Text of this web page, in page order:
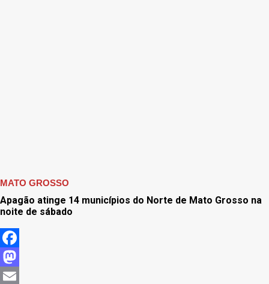
MATO GROSSO
Apagão atinge 14 municípios do Norte de Mato Grosso na
noite de sábado
Facebook
Mastodon